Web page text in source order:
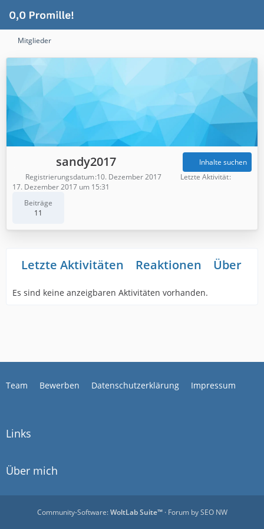
Mitglieder
sandy2017
Beiträge
11
Inhalte suchen
Registrierungsdatum 10. Dezember 2017
Letzte Aktivität
17. Dezember 2017 um 15:31
Letzte Aktivitäten Reaktionen Über
Es sind keine anzeigbaren Aktivitäten vorhanden.
Team Bewerben Datenschutzerklärung Impressum
Links
Über mich
Community-Software:WoltLab Suite™· Forum bySEO NW